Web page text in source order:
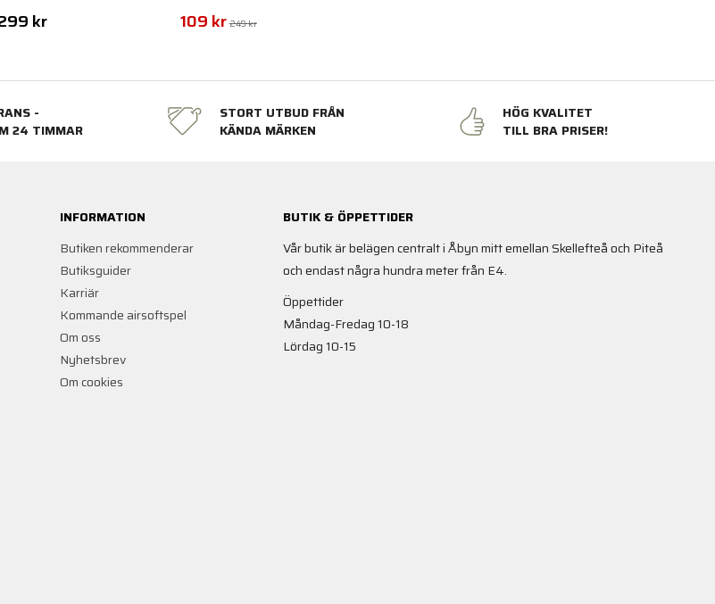
kr 109 kr 249 kr
-
24 TIMMAR
STORT UTBUD FRÅN
KÄNDA MÄRKEN
HÖG KVALITET
TILL BRA PRISER!
INFORMATION
Butiken rekommenderar
Butiksguider
Karriär
Kommande airsoftspel
Om oss
Nyhetsbrev
Om cookies
BUTIK & ÖPPETTIDER
Vår butik är belägen centralt i Åbyn mitt emellan Skellefteå och Piteå
och endast några hundra meter från E4.
Öppettider
Måndag-Fredag 10-18
Lördag 10-15